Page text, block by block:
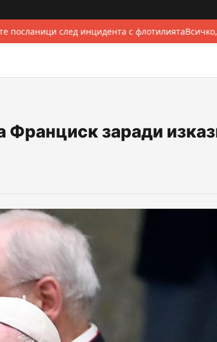
посланици след инцидента с флотилиятаВсичко,
Франциск заради